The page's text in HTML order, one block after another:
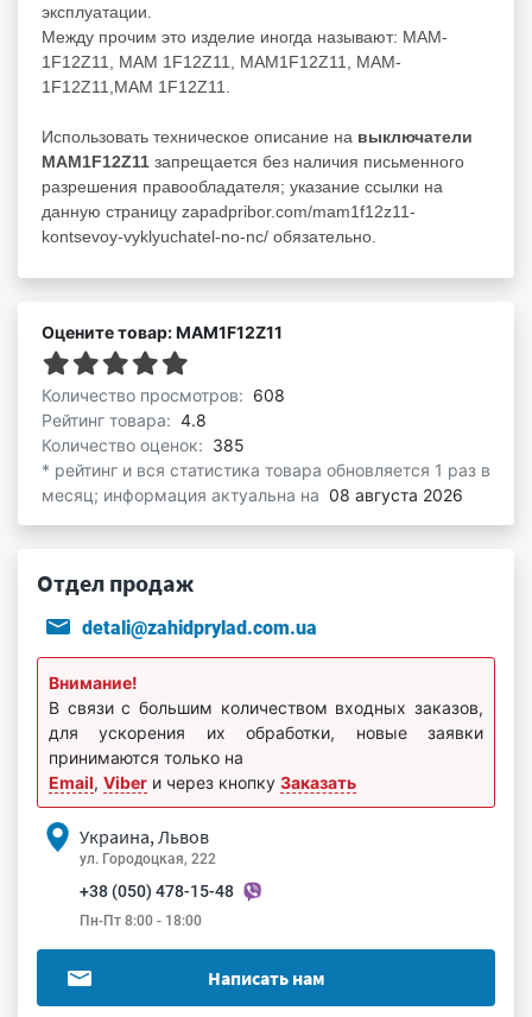
эксплуатации.
Между прочим это изделие иногда называют: MAM-
1F12Z11, MAM 1F12Z11, MAM1F12Z11, MAM-
1F12Z11,MAM 1F12Z11.
Использовать техническое описание на выключатели
MAM1F12Z11 запрещается без наличия письменного
разрешения правообладателя; указание ссылки на
данную страницу zapadpribor.com/mam1f12z11-
kontsevoy-vyklyuchatel-no-nc/ обязательно.
Оцените товар: MAM1F12Z11
Количество просмотров: 608
Рейтинг товара: 4.8
Количество оценок: 385
* рейтинг и вся статистика товара обновляется 1 раз в
месяц; информация актуальна на 08 августа 2026
Отдел продаж
detali@zahidprylad.com.ua
Внимание!
В связи с большим количеством входных заказов,
для ускорения их обработки, новые заявки
принимаются только на
Email, Viber и через кнопку Заказать
Украина, Львов
ул. Городоцкая, 222
+38 (050) 478-15-48
Пн-Пт 8:00 - 18:00
Написать нам